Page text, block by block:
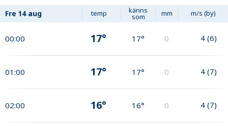
Fre 14 aug temp känns
som mm m/s (by)
00:00 17° 17° 0 4 (6)
01:00 17° 17° 0 4 (7)
02:00 16° 16° 0 4 (7)